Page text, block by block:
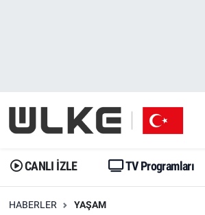
CANLI İZLE TV Programları
HABERLER YAŞAM
Gündem
Dünya
Gündem
Trend
İstanbul Namaz Vakitleri
Trafik Durumu